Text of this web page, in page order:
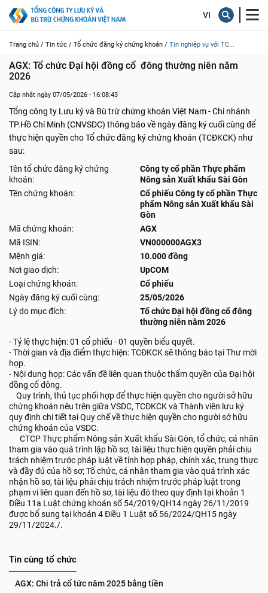
Trang chủ / Tin tức / Tổ chức đăng ký chứng khoán / Tin nghiệp vụ với TC...
AGX: Tổ chức Đại hội đồng cổ  đông thường niên năm
2026
Cập nhật ngày 07/05/2026 - 16:08:43
Tổng công ty Lưu ký và Bù trừ chứng khoán Việt Nam - Chi nhánh
TP.Hồ Chí Minh (CNVSDC) thông báo về ngày đăng ký cuối cùng để
thực hiện quyền cho Tổ chức đăng ký chứng khoán (TCĐKCK) như
sau:
Tên tổ chức đăng ký chứng
khoán:
Công ty cổ phần Thực phẩm
Nông sản Xuất khẩu Sài Gòn
Tên chứng khoán:
Cổ phiếu Công ty cổ phần Thực
phẩm Nông sản Xuất khẩu Sài
Gòn
Mã chứng khoán:
AGX
Mã ISIN:
VN000000AGX3
Mệnh giá:
10.000 đồng
Nơi giao dịch:
UpCOM
Loại chứng khoán:
Cổ phiếu
Ngày đăng ký cuối cùng:
25/05/2026
Lý do mục đích:
Tổ chức Đại hội đồng cổ đông
thường niên năm 2026
- Tỷ lệ thực hiện: 01 cổ phiếu - 01 quyền biểu quyết.
- Thời gian và địa điểm thực hiện: TCĐKCK sẽ thông báo tại Thư mời
họp.
- Nội dung họp: Các vấn đề liên quan thuộc thẩm quyền của Đại hội
đồng cổ đông.
Quy trình, thủ tục phối hợp để thực hiện quyền cho người sở hữu
chứng khoán nêu trên giữa VSDC, TCĐKCK và Thành viên lưu ký
quy định chi tiết tại Quy chế về thực hiện quyền cho người sở hữu
chứng khoán của VSDC.
CTCP Thực phẩm Nông sản Xuất khẩu Sài Gòn, tổ chức, cá nhân
tham gia vào quá trình lập hồ sơ, tài liệu thực hiện quyền phải chịu
trách nhiệm trước pháp luật về tính hợp pháp, chính xác, trung thực
và đầy đủ của hồ sơ; Tổ chức, cá nhân tham gia vào quá trình xác
nhận hồ sơ, tài liệu phải chịu trách nhiệm trước pháp luật trong
phạm vi liên quan đến hồ sơ, tài liệu đó theo quy định tại khoản 1
Điều 11a Luật chứng khoán số 54/2019/QH14 ngày 26/11/2019
được bổ sung tại khoản 4 Điều 1 Luật số 56/2024/QH15 ngày
29/11/2024./.
Tin cùng tổ chức
AGX: Chi trả cổ tức năm 2025 bằng tiền